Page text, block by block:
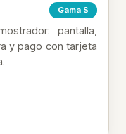
Gama S
pantalla,
y pago con tarjeta